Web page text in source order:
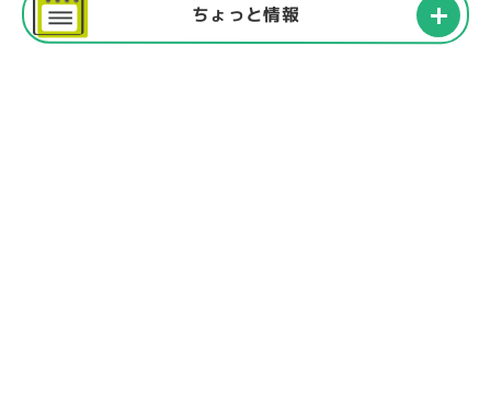
ちょっと情報